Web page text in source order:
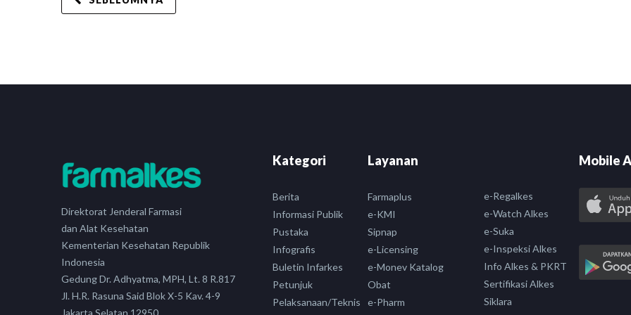
Direktorat Jenderal Farmasi
dan Alat Kesehatan
Kementerian Kesehatan Republik
Indonesia
Gedung Dr. Adhyatma, MPH, Lt. 8 R.817
Jl. H.R. Rasuna Said Blok X-5 Kav. 4-9
Kategori
Berita
Informasi Publik
Pustaka
Infografis
Buletin Infarkes
Petunjuk
Pelaksanaan/Teknis
Layanan
Farmaplus
e-KMI
Sipnap
e-Licensing
e-Monev Katalog
Obat
e-Pharm
e-Regalkes
e-Watch Alkes
e-Suka
e-Inspeksi Alkes
Info Alkes & PKRT
Sertifikasi Alkes
Siklara
Mobile